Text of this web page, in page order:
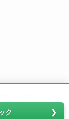
ポリシー
ク